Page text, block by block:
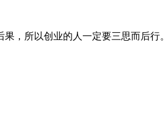
，所以创业的人一定要三思而后行